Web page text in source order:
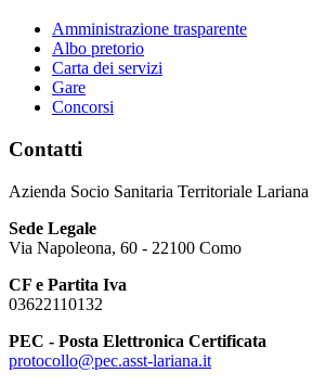
Amministrazione trasparente
Albo pretorio
Carta dei servizi
Gare
Concorsi
Contatti
Azienda Socio Sanitaria Territoriale Lariana
Sede Legale
Via Napoleona, 60 - 22100 Como
CF e Partita Iva
03622110132
PEC - Posta Elettronica Certificata
protocollo@pec.asst-lariana.it